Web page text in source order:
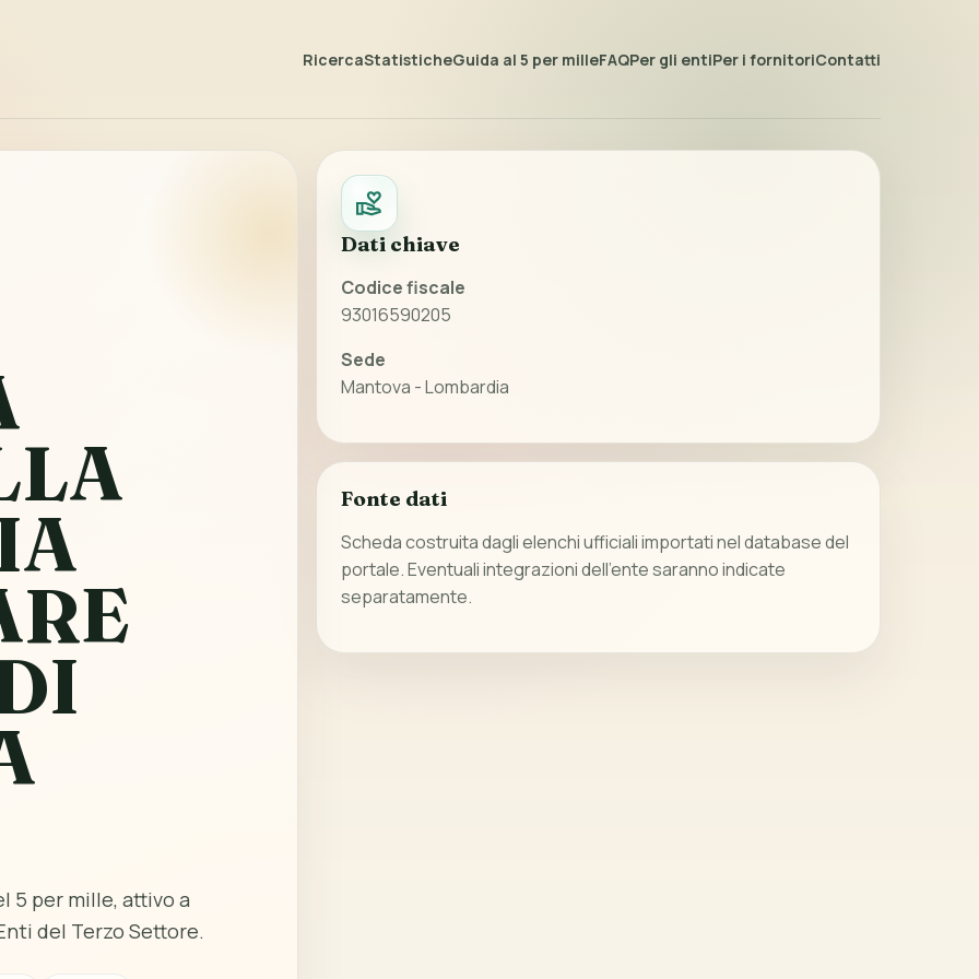
RicercaStatisticheGuida al 5 per milleFAQPer gli entiPer i fornitoriContatti
5 per mille, attivo a
del Terzo Settore.
Dati chiave
Codice fiscale
93016590205
Sede
Mantova - Lombardia
Fonte dati
Scheda costruita dagli elenchi ufficiali importati nel database del
portale. Eventuali integrazioni dell’ente saranno indicate
separatamente.